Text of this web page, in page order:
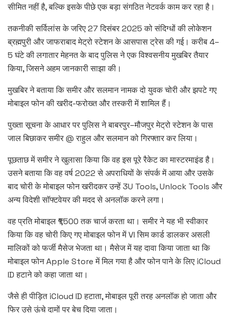
सीमित नहीं है, बल्कि इसके पीछे एक बड़ा संगठित नेटवर्क काम कर रहा है।
तकनीकी सर्विलांस के जरिए 27 दिसंबर 2025 को संदिग्धों की लोकेशन
ब्रह्मपुरी और जाफराबाद मेट्रो स्टेशन के आसपास ट्रेस की गई। करीब 4–
5 घंटे की लगातार मेहनत के बाद पुलिस ने एक विश्वसनीय मुखबिर तैयार
किया, जिसने अहम जानकारी साझा की।
मुखबिर ने बताया कि समीर और सलमान नामक दो युवक चोरी और झपटे गए
मोबाइल फोन की खरीद-फरोख्त और तस्करी में शामिल हैं।
पुख्ता सूचना के आधार पर पुलिस ने बाबरपुर–मौजपुर मेट्रो स्टेशन के पास
जाल बिछाकर समीर @ राहुल और सलमान को गिरफ्तार कर लिया।
पूछताछ में समीर ने खुलासा किया कि वह इस पूरे रैकेट का मास्टरमाइंड है।
उसने बताया कि वह वर्ष 2022 से अपराधियों के संपर्क में आया और उसके
बाद चोरी के मोबाइल फोन खरीदकर उन्हें 3U Tools, Unlock Tools और
अन्य विदेशी सॉफ्टवेयर की मदद से अनलॉक करने लगा।
वह प्रति मोबाइल ₹1,500 तक चार्ज करता था। समीर ने यह भी स्वीकार
किया कि वह चोरी किए गए मोबाइल फोन में VI सिम कार्ड डालकर असली
मालिकों को फर्जी मैसेज भेजता था। मैसेज में यह दावा किया जाता था कि
मोबाइल फोन Apple Store में मिल गया है और फोन पाने के लिए iCloud
ID हटाने को कहा जाता था।
जैसे ही पीड़ित iCloud ID हटाता, मोबाइल पूरी तरह अनलॉक हो जाता और
फिर उसे ऊंचे दामों पर बेच दिया जाता।